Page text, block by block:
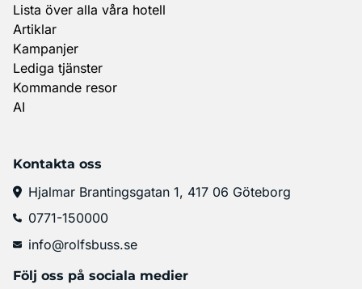
Lista över alla våra hotell
Artiklar
Kampanjer
Lediga tjänster
Kommande resor
AI
Kontakta oss
Hjalmar Brantingsgatan 1, 417 06 Göteborg
0771-150000
info@rolfsbuss.se
Följ oss på sociala medier